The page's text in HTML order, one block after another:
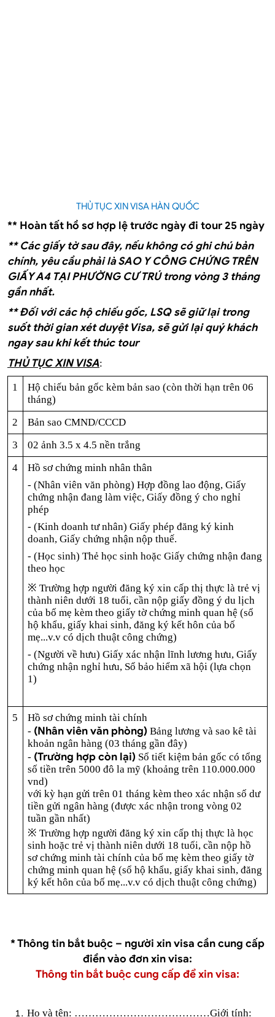
THỦ TỤC XIN VISA HÀN QUỐC
** Hoàn tất hồ sơ hợp lệ trước ngày đi tour 25 ngày
** Các giấy tờ sau đây, nếu không có ghi chú bản
chính, yêu cầu phải là SAO Y CÔNG CHỨNG TRÊN
GIẤY A4 TẠI PHƯỜNG CƯ TRÚ trong vòng 3 tháng
gần nhất.
** Đối với các hộ chiếu gốc, LSQ sẽ giữ lại trong
suốt thời gian xét duyệt Visa, sẽ gửi lại quý khách
ngay sau khi kết thúc tour
THỦ TỤC XIN VISA:
1
Hộ chiếu bản gốc kèm bản sao (còn thời hạn trên 06
tháng)
2
Bản sao CMND/CCCD
3
02 ảnh 3.5 x 4.5 nền trắng
4
Hồ sơ chứng minh nhân thân
- (Nhân viên văn phòng) Hợp đồng lao động, Giấy
chứng nhận đang làm việc, Giấy đồng ý cho nghỉ
phép
- (Kinh doanh tư nhân) Giấy phép đăng ký kinh
doanh, Giấy chứng nhận nộp thuế.
- (Học sinh) Thẻ học sinh hoặc Giấy chứng nhận đang
theo học
※ Trường hợp người đăng ký xin cấp thị thực là trẻ vị
thành niên dưới 18 tuổi, cần nộp giấy đồng ý du lịch
của bố mẹ kèm theo giấy tờ chứng minh quan hệ (sổ
hộ khẩu, giấy khai sinh, đăng ký kết hôn của bố
mẹ...v.v có dịch thuật công chứng)
- (Người về hưu) Giấy xác nhận lĩnh lương hưu, Giấy
chứng nhận nghỉ hưu, Sổ bảo hiểm xã hội (lựa chọn
1)
5
Hồ sơ chứng minh tài chính
- (Nhân viên văn phòng) Bảng lương và sao kê tài
khoản ngân hàng (03 tháng gần đây)
- (Trường hợp còn lại) Sổ tiết kiệm bản gốc có tổng
số tiền trên 5000 đô la mỹ (khoảng trên 110.000.000
vnd)
với kỳ hạn gửi trên 01 tháng kèm theo xác nhận số dư
tiền gửi ngân hàng (được xác nhận trong vòng 02
tuần gần nhất)
※ Trường hợp người đăng ký xin cấp thị thực là học
sinh hoặc trẻ vị thành niên dưới 18 tuổi, cần nộp hồ
sơ chứng minh tài chính của bố mẹ kèm theo giấy tờ
chứng minh quan hệ (sổ hộ khẩu, giấy khai sinh, đăng
ký kết hôn của bố mẹ...v.v có dịch thuật công chứng)
* Thông tin bắt buộc – người xin visa cần cung cấp
điền vào đơn xin visa:
Thông tin bắt buộc cung cấp để xin visa:
Họ và tên: …………………………………Giới tính: